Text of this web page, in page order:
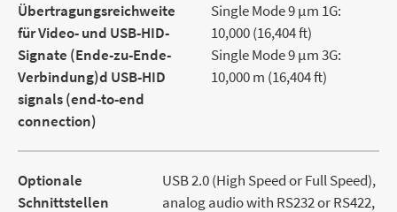
Übertragungsreichweite
für Video- und USB-HID-
Signate (Ende-zu-Ende-
Verbindung)d USB-HID
signals (end-to-end
connection)
Single Mode 9 μm 1G:
10,000 (16,404 ft)
Single Mode 9 μm 3G:
10,000 m (16,404 ft)
Optionale
Schnittstellen
USB 2.0 (High Speed or Full Speed),
analog audio with RS232 or RS422,